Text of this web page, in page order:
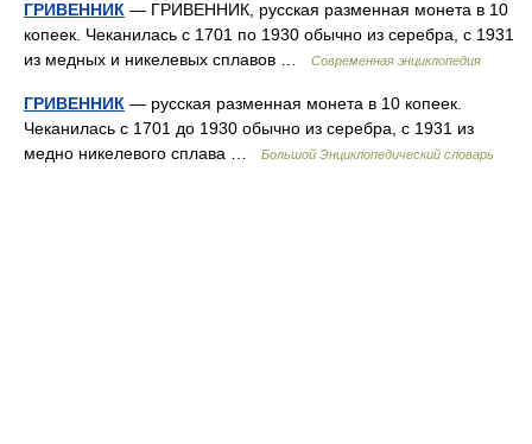
ГРИВЕННИК — ГРИВЕННИК, русская разменная монета в 10
копеек. Чеканилась с 1701 по 1930 обычно из серебра, с 1931
из медных и никелевых сплавов …
Современная энциклопедия
ГРИВЕННИК — русская разменная монета в 10 копеек.
Чеканилась с 1701 до 1930 обычно из серебра, с 1931 из
медно никелевого сплава …
Большой Энциклопедический словарь